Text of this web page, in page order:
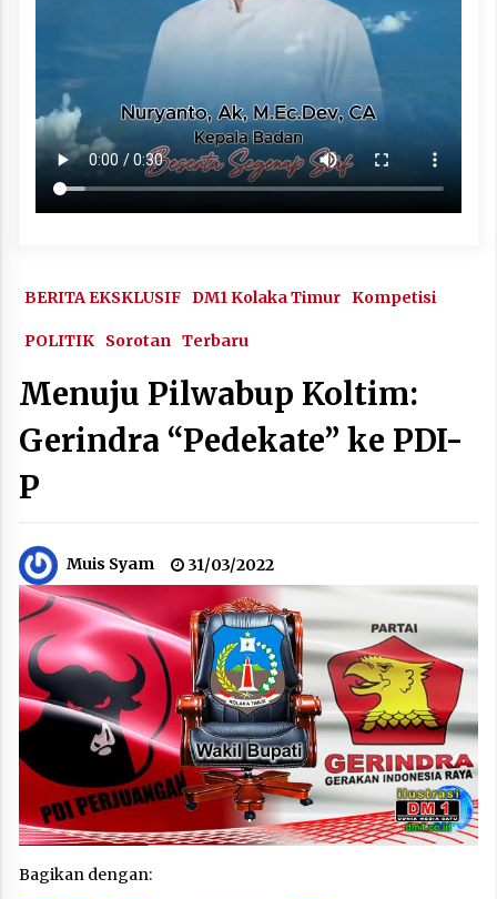
BERITA EKSKLUSIF DM1 Kolaka Timur Kompetisi
POLITIK Sorotan Terbaru
Menuju Pilwabup Koltim:
Gerindra “Pedekate” ke PDI-
P
Muis Syam 31/03/2022
Bagikan dengan: